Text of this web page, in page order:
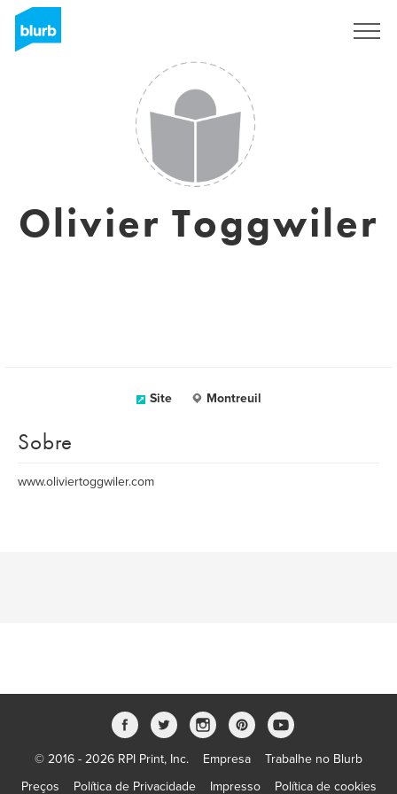
Olivier Toggwiler
Site Montreuil
Sobre
www.oliviertoggwiler.com
© 2016 - 2026 RPI Print, Inc. Empresa
Trabalhe no Blurb
Preços
Política de Privacidade Impresso Política de cookies